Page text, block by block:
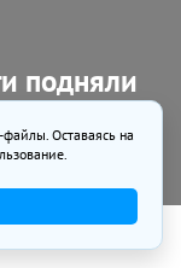
подняли
Оставаясь на